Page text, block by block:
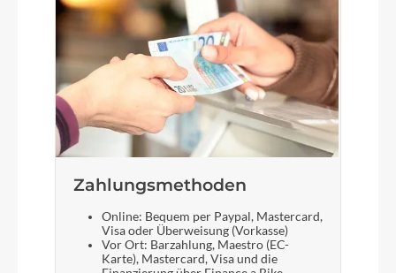
Zahlungsmethoden
Online: Bequem per Paypal, Mastercard,
Visa oder Überweisung (Vorkasse)
Vor Ort: Barzahlung, Maestro (EC-
Karte), Mastercard, Visa und die